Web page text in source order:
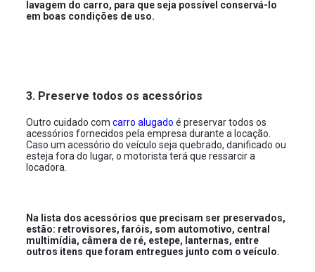
lavagem do carro, para que seja possível conservá-lo
em boas condições de uso.
3. Preserve todos os acessórios
Outro cuidado comcarro alugado é preservar todos os
acessórios fornecidos pela empresa durante a locação.
Caso um acessório do veículo seja quebrado, danificado ou
esteja fora do lugar, o motorista terá que ressarcir a
locadora.
Na lista dos acessórios que precisam ser preservados,
estão: retrovisores, faróis, som automotivo, central
multimídia, câmera de ré, estepe, lanternas, entre
outros itens que foram entregues junto com o veículo.